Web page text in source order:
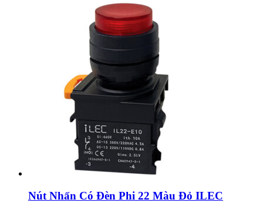
Nút Nhấn Có Đèn Phi 22 Màu Đỏ ILEC